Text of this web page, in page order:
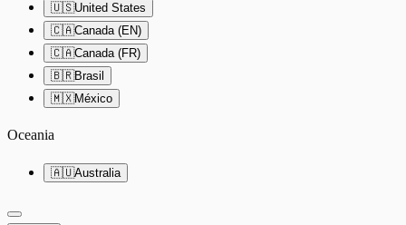
🇺🇸United States
🇨🇦Canada (EN)
🇨🇦Canada (FR)
🇧🇷Brasil
🇲🇽México
Oceania
🇦🇺Australia